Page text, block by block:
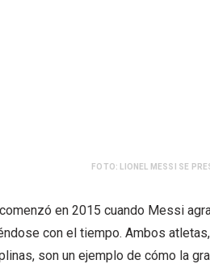
FOTO: LIONEL MESSI SE
en 2015 cuando Messi
con el tiempo. Ambos
son un ejemplo de cómo la